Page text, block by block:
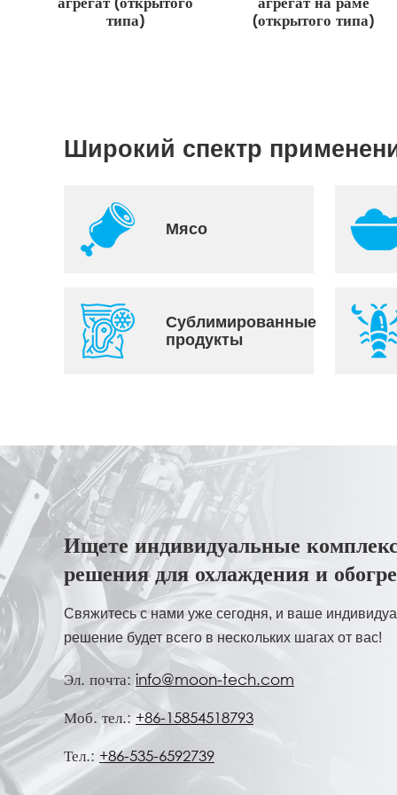
типа)
(открытого типа)
Широкий спектр
Мясо
Сублимированные
продукты
Ищете индивидуальные
решения для охлаждения и
Свяжитесь с нами уже сегодня, и ваше
решение будет всего в нескольких шагах от вас!
Эл. почта: info@moon-tech.com
Моб. тел.: +86-15854518793
Тел.: +86-535-6592739